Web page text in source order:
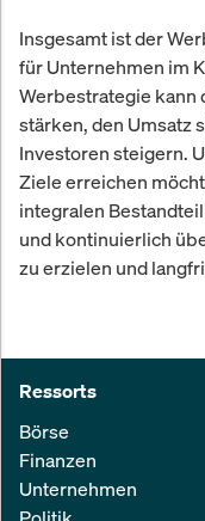
Insgesamt ist der
für Unternehmen im
Werbestrategie kann
stärken, den Umsatz
Investoren steigern.
Ziele erreichen
integralen
und kontinuierlich
zu erzielen und
Ressorts
Börse
Finanzen
Unternehmen